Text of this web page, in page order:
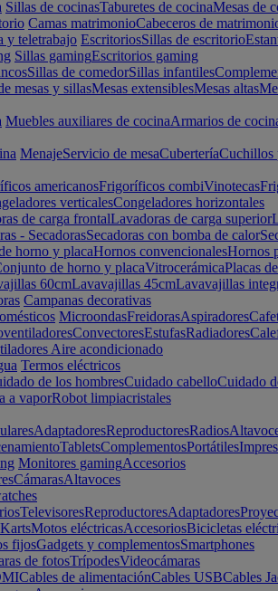
Sillas de cocinasTaburetes de cocinaMesas de
Camas matrimonioCabeceros de
y teletrabajo EscritoriosSillas de escritorio
Sillas gamingEscritorios gaming
Sillas de comedorSillas infantiles
mesas y sillasMesas extensiblesMesas altas
Muebles auxiliares de cocinaArmarios de
MenajeServicio de mesaCuberteríaCuchillos
americanosFrigoríficos combiVinotecas
verticalesCongeladores horizontales
de carga frontalLavadoras de carga superior
- SecadorasSecadoras con bomba de calor
horno y placaHornos convencionalesHornos
de horno y placaVitrocerámicaPlacas
60cmLavavajillas 45cmLavavajillas
Campanas decorativas
MicroondasFreidorasAspiradores
ConvectoresEstufasRadiadores
Aire acondicionado
Termos eléctricos
de los hombresCuidado cabelloCuidado
a vaporRobot limpiacristales
AdaptadoresReproductoresRadios
TabletsComplementosPortátiles
Monitores gamingAccesorios
CámarasAltavoces
TelevisoresReproductoresAdaptadores
KartsMotos eléctricasAccesoriosBicicletas
fijosGadgets y complementosSmartphones
de fotosTrípodesVideocámaras
Cables de alimentaciónCables USBCables